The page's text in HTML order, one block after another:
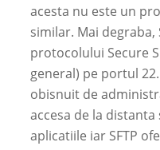
acesta nu este un
similar. Mai degraba,
protocolului Secure
general) pe portul
obisnuit de
accesa de la
aplicatiile iar SFTP